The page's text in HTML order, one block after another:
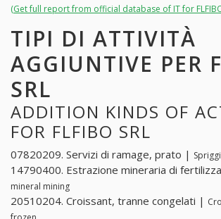
(Get full report from official database of IT for
TIPI DI ATTIVITÀ
AGGIUNTIVE PER
SRL
ADDITION KINDS OF
FOR FLFIBO SRL
07820209. Servizi di ramage, prato |
14790400. Estrazione mineraria di
mineral mining
20510204. Croissant, tranne congelati |